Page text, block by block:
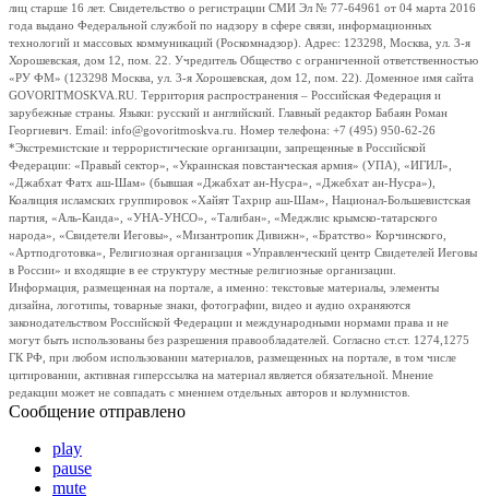
лиц старше 16 лет. Свидетельство о регистрации СМИ Эл № 77-64961 от 04 марта 2016
года выдано Федеральной службой по надзору в сфере связи, информационных
технологий и массовых коммуникаций (Роскомнадзор). Адрес: 123298, Москва, ул. 3-я
Хорошевская, дом 12, пом. 22. Учредитель Общество с ограниченной ответственностью
«РУ ФМ» (123298 Москва, ул. 3-я Хорошевская, дом 12, пом. 22). Доменное имя сайта
GOVORITMOSKVA.RU. Территория распространения – Российская Федерация и
зарубежные страны. Языки: русский и английский. Главный редактор Бабаян Роман
Георгиевич. Email: info@govoritmoskva.ru. Номер телефона: +7 (495) 950-62-26
*Экстремистские и террористические организации, запрещенные в Российской
Федерации: «Правый сектор», «Украинская повстанческая армия» (УПА), «ИГИЛ»,
«Джабхат Фатх аш-Шам» (бывшая «Джабхат ан-Нусра», «Джебхат ан-Нусра»),
Коалиция исламских группировок «Хайят Тахрир аш-Шам», Национал-Большевистская
партия, «Аль-Каида», «УНА-УНСО», «Талибан», «Меджлис крымско-татарского
народа», «Свидетели Иеговы», «Мизантропик Дивижн», «Братство» Корчинского,
«Артподготовка», Религиозная организация «Управленческий центр Свидетелей Иеговы
в России» и входящие в ее структуру местные религиозные организации.
Информация, размещенная на портале, а именно: текстовые материалы, элементы
дизайна, логотипы, товарные знаки, фотографии, видео и аудио охраняются
законодательством Российской Федерации и международными нормами права и не
могут быть использованы без разрешения правообладателей. Согласно ст.ст. 1274,1275
ГК РФ, при любом использовании материалов, размещенных на портале, в том числе
цитировании, активная гиперссылка на материал является обязательной. Мнение
редакции может не совпадать с мнением отдельных авторов и колумнистов.
Сообщение отправлено
play
pause
mute